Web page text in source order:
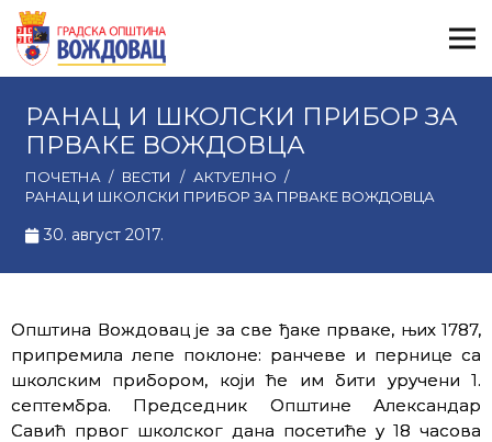
РАНАЦ И ШКОЛСКИ ПРИБОР ЗА
ПРВАКЕ ВОЖДОВЦА
ПОЧЕТНА / ВЕСТИ / АКТУЕЛНО /
РАНАЦ И ШКОЛСКИ ПРИБОР ЗА ПРВАКЕ ВОЖДОВЦА
30. август 2017.
Општина Вождовац је за све ђаке прваке, њих 1787,
припремила лепе поклоне: ранчеве и пернице са
школским прибором, који ће им бити уручени 1.
септембра. Председник Општине Александар
Савић првог школског дана посетиће у 18 часова